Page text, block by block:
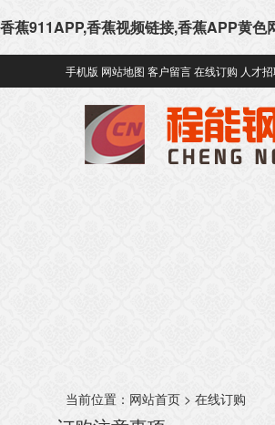
香蕉911APP,香蕉视频链接,香蕉APP黄色
手机版 网站地图 客户留言在线订购 人才
当前位置： 网站首页 > 在线订购